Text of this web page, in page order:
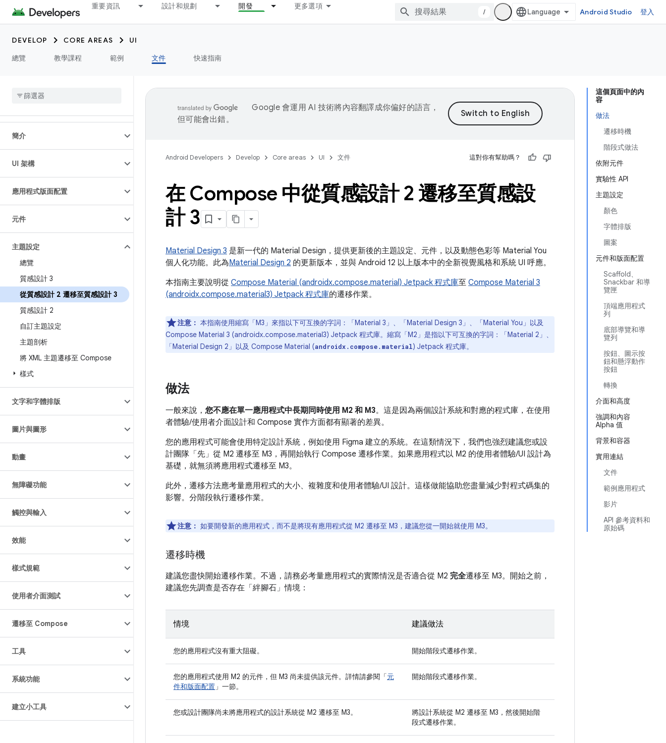
重要資訊 設計和規劃 開發 更多選項
/ Android Studio 登入
DEVELOP CORE AREAS
UI
總覽
教學課程 範例 文件 快速指南
簡介
UI 架構
應用程式版面配置
元件
主題設定
總覽
質感設計 3
從質感設計 2 遷移至質感設計 3
質感設計 2
自訂主題設定
主題剖析
將 XML 主題遷移至 Compose
樣式
文字和字體排版
圖片與圖形
動畫
無障礙功能
觸控與輸入
效能
樣式規範
使用者介面測試
遷移至 Compose
工具
系統功能
建立小工具
這個頁面中的內
容
做法
遷移時機
階段式做法
依附元件
實驗性 API
主題設定
顏色
字體排版
圖案
元件和版面配置
Scaffold、
Snackbar 和導
覽匣
頂端應用程式
列
底部導覽和導
覽列
按鈕、圖示按
鈕和懸浮動作
按鈕
轉換
介面和高度
強調和內容
Alpha 值
背景和容器
實用連結
文件
範例應用程式
影片
API 參考資料和
原始碼
Google 會運用 AI 技術將內容翻譯成你偏好的語言，
但可能會出錯。
Android Developers Develop Core areas UI 文件 這對你有幫助嗎？
在 Compose 中從質感設計 2 遷移至質感設
計 3
Material Design 3 是新一代的 Material Design，提供更新後的主題設定、元件，以及動態色彩等 Material You
個人化功能。此為Material Design 2 的更新版本，並與 Android 12 以上版本中的全新視覺風格和系統 UI 呼應。
本指南主要說明從 Compose Material (androidx.compose.material) Jetpack 程式庫至 Compose Material 3
(androidx.compose.material3) Jetpack 程式庫的遷移作業。
注意： 本指南使用縮寫「M3」來指以下可互換的字詞：「Material 3」、「Material Design 3」、「Material You」以及
Compose Material 3 (androidx.compose.material3) Jetpack 程式庫。縮寫「M2」是指以下可互換的字詞：「Material 2」、
「Material Design 2」以及 Compose Material (androidx.compose.material) Jetpack 程式庫。
做法
一般來說， 您不應在單一應用程式中長期同時使用 M2 和 M3。這是因為兩個設計系統和對應的程式庫，在使用
者體驗/使用者介面設計和 Compose 實作方面都有顯著的差異。
您的應用程式可能會使用特定設計系統，例如使用 Figma 建立的系統。在這類情況下，我們也強烈建議您或設
計團隊「先」從 M2 遷移至 M3，再開始執行 Compose 遷移作業。如果應用程式以 M2 的使用者體驗/UI 設計為
基礎，就無須將應用程式遷移至 M3。
此外，遷移方法應考量應用程式的大小、複雜度和使用者體驗/UI 設計。這樣做能協助您盡量減少對程式碼集的
影響。分階段執行遷移作業。
注意： 如要開發新的應用程式，而不是將現有應用程式從 M2 遷移至 M3，建議您從一開始就使用 M3。
遷移時機
建議您盡快開始遷移作業。不過，請務必考量應用程式的實際情況是否適合從 M2 完全遷移至 M3。開始之前，
建議您先調查是否存在「絆腳石」情境：
情境 建議做法
您的應用程式沒有重大阻礙。 開始階段式遷移作業。
您的應用程式使用 M2 的元件，但 M3 尚未提供該元件。詳情請參閱「元
件和版面配置 」一節。
開始階段式遷移作業。
您或設計團隊尚未將應用程式的設計系統從 M2 遷移至 M3。
將設計系統從 M2 遷移至 M3，然後開始階
段式遷移作業。